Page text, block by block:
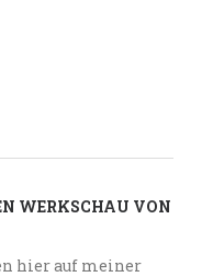
WERKSCHAU VON
hier auf meiner